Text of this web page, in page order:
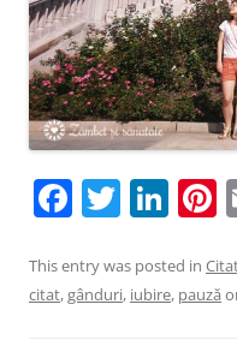
F
c
e
T
itt
er
Li
k
e e
This entry was posted in
citat,gânduri, iubire, pauză